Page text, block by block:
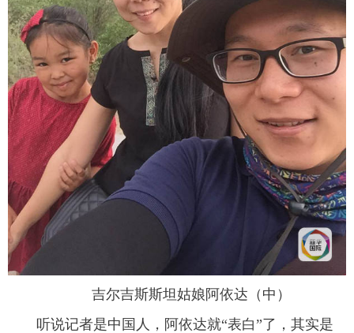
吉尔吉斯斯坦姑娘阿依达（中）
听说记者是中国人，阿依达就“表白”了，其实是